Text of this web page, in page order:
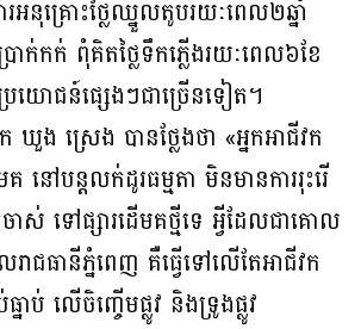
រអនុគ្រោះថ្លៃឈ្នួលតូបរយៈពេល២ឆ្នាំ
ក់កក់ ពុំគិតថ្លៃទឹកភ្លេីងរយៈពេល៦ខែ
រយោជន៍ផ្សេងៗជាច្រេីនទៀត។
ឃួង ស្រេង បានថ្លែងថា «អ្នកអាជីវក
គ នៅបន្តលក់ដូរធម្មតា មិនមានការរុះរើ
ចាស់ ទៅផ្សារដើមគថ្មីទេ អ្វីដែលជាគោល
ាជធានីភ្នំពេញ គឺធ្វើទៅលើតែអាជីវក
ប់ លើចិញ្ចើមផ្លូវ និងទ្រូងផ្លូវ